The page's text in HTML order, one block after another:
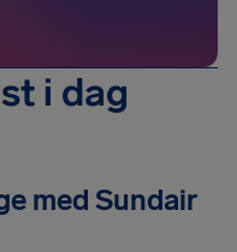
i dag
med Sundair